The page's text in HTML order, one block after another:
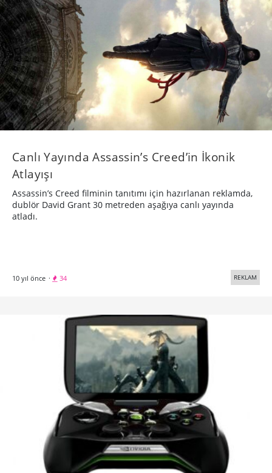
Canlı Yayında Assassin’s Creed’in İkonik
Atlayışı
Assassin’s Creed filminin tanıtımı için hazırlanan reklamda,
dublör David Grant 30 metreden aşağıya canlı yayında
atladı.
10 yıl önce · 34 REKLAM